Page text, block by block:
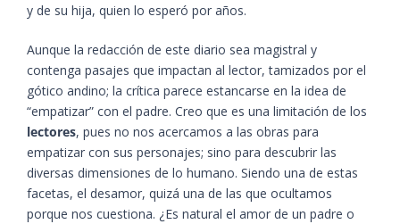
y de su hija, quien lo esperó por años.
Aunque la redacción de este diario sea magistral y
contenga pasajes que impactan al lector, tamizados por el
gótico andino; la crítica parece estancarse en la idea de
“empatizar” con el padre. Creo que es una limitación de los
lectores, pues no nos acercamos a las obras para
empatizar con sus personajes; sino para descubrir las
diversas dimensiones de lo humano. Siendo una de estas
facetas, el desamor, quizá una de las que ocultamos
porque nos cuestiona. ¿Es natural el amor de un padre o